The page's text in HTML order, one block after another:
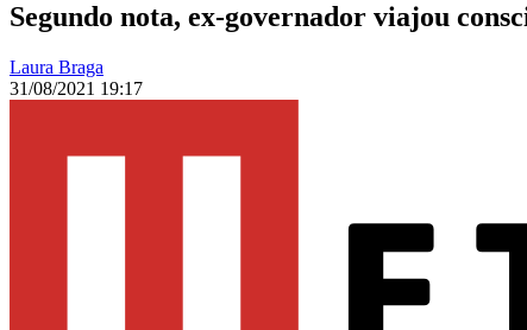
Segundo nota, ex-governador viajou
Laura Braga
31/08/2021 19:17